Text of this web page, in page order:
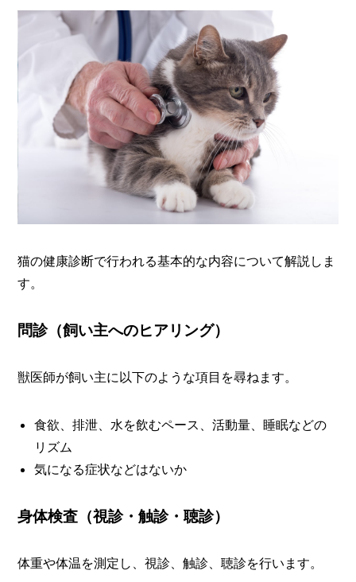
猫の健康診断で行われる基本的な内容について解説しま
す。
問診（飼い主へのヒアリング）
獣医師が飼い主に以下のような項目を尋ねます。
食欲、排泄、水を飲むペース、活動量、睡眠などの
リズム
気になる症状などはないか
身体検査（視診・触診・聴診）
体重や体温を測定し、視診、触診、聴診を行います。